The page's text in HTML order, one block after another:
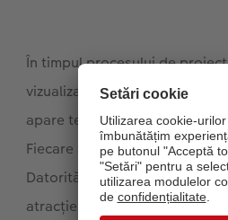
În timpul procesului de
vizualiza, treceți cu mouse-ul
apare textul "Afișați
Fiecare dintre ele combină
Datorită designului creativ cu
atracție al fotocărții.